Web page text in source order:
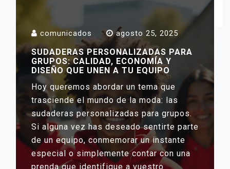
comunicados agosto 25, 2025
SUDADERAS PERSONALIZADAS PARA
GRUPOS: CALIDAD, ECONOMÍA Y
DISEÑO QUE UNEN A TU EQUIPO
Hoy queremos abordar un tema que
trasciende el mundo de la moda: las
sudaderas personalizadas para grupos.
Si alguna vez has deseado sentirte parte
de un equipo, conmemorar un instante
especial o simplemente contar con una
prenda que identifique a vuestro
NAVEGACIÓN
DE
ENTRADAS